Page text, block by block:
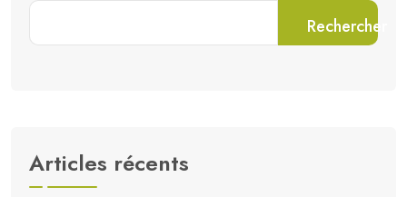
Rechercher
Articles récents